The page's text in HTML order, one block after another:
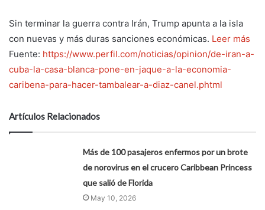
Sin terminar la guerra contra Irán, Trump apunta a la isla
con nuevas y más duras sanciones económicas. Leer más
Fuente: https://www.perfil.com/noticias/opinion/de-iran-a-
cuba-la-casa-blanca-pone-en-jaque-a-la-economia-
caribena-para-hacer-tambalear-a-diaz-canel.phtml
Artículos Relacionados
Más de 100 pasajeros enfermos por un brote
de norovirus en el crucero Caribbean Princess
que salió de Florida
May 10, 2026